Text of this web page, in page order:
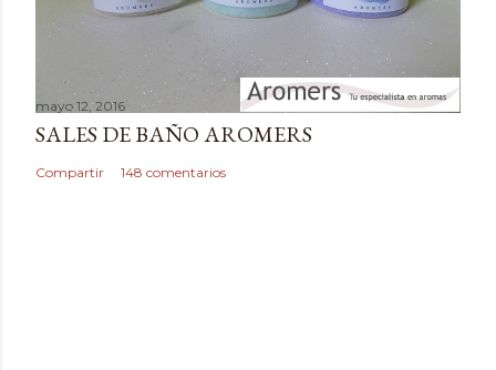
mayo 12, 2016
SALES DE BAÑO AROMERS
Compartir 148 comentarios